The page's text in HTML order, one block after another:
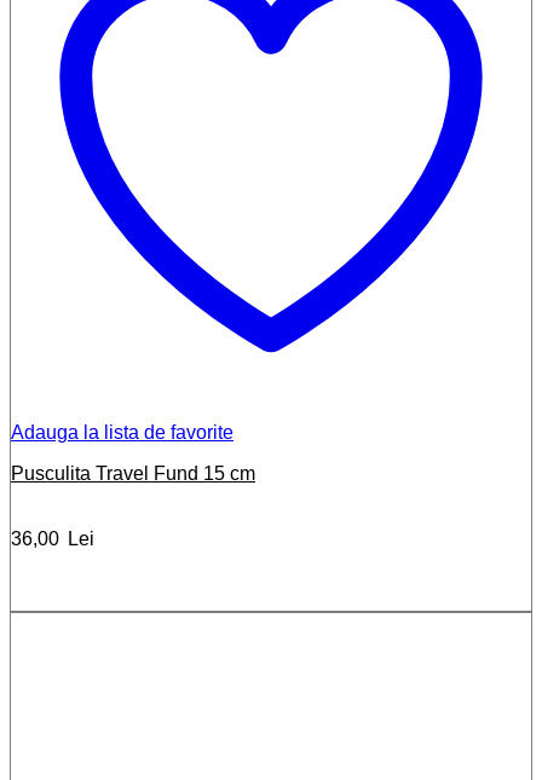
Adauga la lista de favorite
Pusculita Travel Fund 15 cm
36,00 Lei